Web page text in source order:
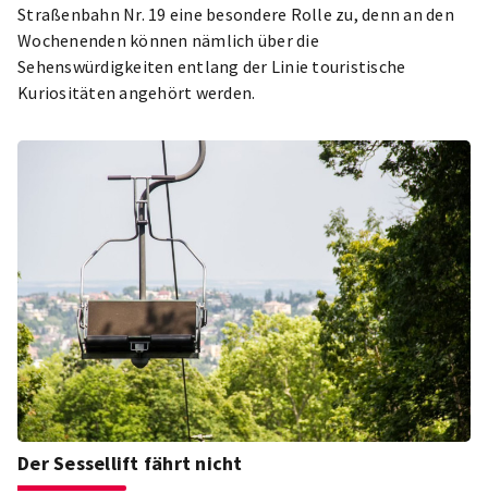
Straßenbahn Nr. 19 eine besondere Rolle zu, denn an den
Wochenenden können nämlich über die
Sehenswürdigkeiten entlang der Linie touristische
Kuriositäten angehört werden.
Der Sessellift fährt nicht